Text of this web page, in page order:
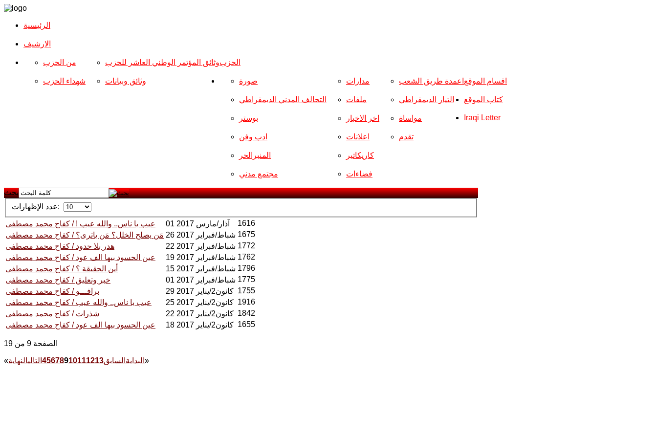
الرئيسية
الارشیف
الحزب من الحزب
شهداء الحزب
وثائق المؤتمر الوطني العاشر للحزب
وثائق وبيانات اقسام الموقع صورة
التحالف المدني الديمقراطي
بوستر
ادب وفن
المنبرالحر
مجتمع مدني
مدارات
ملفات
اخر الاخبار
اعلانات
كاريكاتير
فضاءات
اعمدة طريق الشعب
التيار الديمقراطي
مواساة
تقدم
كتاب الموقع
Iraqi Letter
بحث
عدد الإظهارات:
عيب يا ناس.. والله عيب ! / كفاح محمد مصطفى 01 آذار/مارس 2017
1616
مَن يصلح الخلل؟ مَن ياترى؟ / كفاح محمد مصطفى
26 شباط/فبراير 2017 1675
هدر بلا حدود / كفاح محمد مصطفى
22 شباط/فبراير 2017 1772
عين الحسود بيها الف عود / كفاح محمد مصطفى
19 شباط/فبراير 2017 1762
أين الحقيقة ؟ / كفاح محمد مصطفى
15 شباط/فبراير 2017 1796
خبر وتعليق / كفاح محمد مصطفى
01 شباط/فبراير 2017 1775
برافـــو / كفاح محمد مصطفى
29 كانون2/يناير 2017 1755
عيب يا ناس.. والله عيب / كفاح محمد مصطفى
25 كانون2/يناير 2017 1916
شذرات / كفاح محمد مصطفى
22 كانون2/يناير 2017 1842
عين الحسود بيها الف عود / كفاح محمد مصطفى
18 كانون2/يناير 2017 1655
الصفحة 9 من 19
« البداية السابق 45678910111213 التاليالنهاية »